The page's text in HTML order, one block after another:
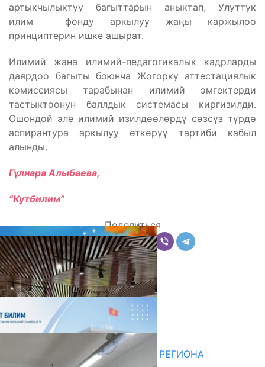
артыкчылыктуу багыттарын аныктап, Улуттук
илим фонду аркылуу жаӊы каржылоо
принциптерин ишке ашырат.
Илимий жана илимий-педагогикалык кадрларды
даярдоо багыты боюнча Жогорку аттестациялык
комиссиясы тарабынан илимий эмгектерди
тастыктоонун баллдык системасы киргизилди.
Ошондой эле илимий изилдөөлөрдү сөзсүз түрдө
аспирантура аркылуу өткөрүү тартиби кабыл
алынды.
Гүлнара Алыбаева,
“Кутбилим”
Поделиться
Комментарии
Последние новости
НЕДЕЛЯ В ОБЗОРЕ
07.08.2026
ДЛЯ МЕТОДИСТОВ ЮЖНОГО РЕГИОНА